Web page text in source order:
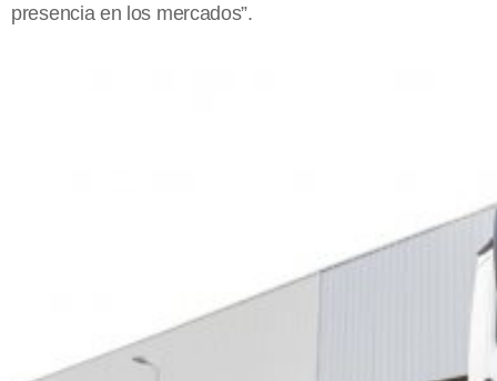
presencia en los mercados”.